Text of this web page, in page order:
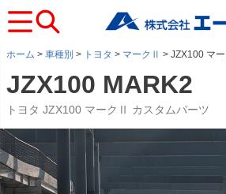
ホーム 車種別 トヨタ マークⅡ JZX100 マ
JZX100 MARK2
トヨタ JZX100 マークⅡ カスタムパーツ